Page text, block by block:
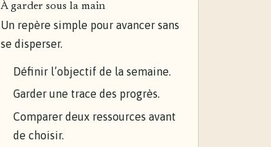
À garder sous la main
Un repère simple pour avancer sans
se disperser.
Définir l’objectif de la semaine.
Garder une trace des progrès.
Comparer deux ressources avant
de choisir.